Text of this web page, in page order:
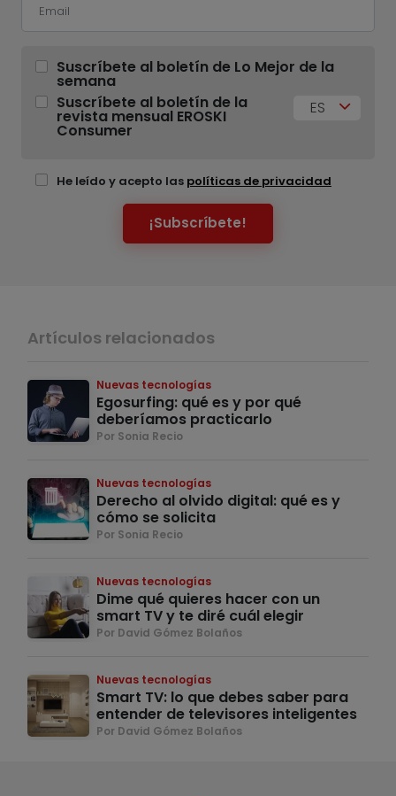
Suscríbete al boletín de Lo Mejor de la
semana
Suscríbete al boletín de la
revista mensual EROSKI
Consumer
ES
He leído y acepto las políticas de privacidad
¡Subscríbete!
Artículos relacionados
Nuevas tecnologías
Egosurfing: qué es y por qué
deberíamos practicarlo
Por Sonia Recio
Nuevas tecnologías
Derecho al olvido digital: qué es y
cómo se solicita
Por Sonia Recio
Nuevas tecnologías
Dime qué quieres hacer con un
smart TV y te diré cuál elegir
Por David Gómez Bolaños
Nuevas tecnologías
Smart TV: lo que debes saber para
entender de televisores inteligentes
Por David Gómez Bolaños